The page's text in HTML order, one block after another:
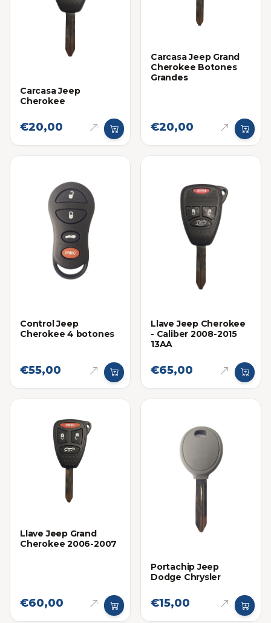
Carcasa Jeep
Cherokee
€20,00
Carcasa Jeep Grand
Cherokee Botones
Grandes
€20,00
Control Jeep
Cherokee 4 botones
€55,00
Llave Jeep Cherokee
- Caliber 2008-2015
13AA
€65,00
Llave Jeep Grand
Cherokee 2006-2007
€60,00
Portachip Jeep
Dodge Chrysler
€15,00